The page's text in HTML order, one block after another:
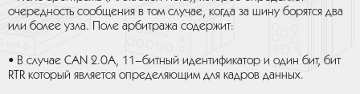
очередность сообщения в том случае, когда за шину борятся два
или более узла. Поле арбитража содержит:
• В случае CAN 2.0A, 11–битный идентификатор и один бит, бит
RTR который является определяющим для кадров данных.